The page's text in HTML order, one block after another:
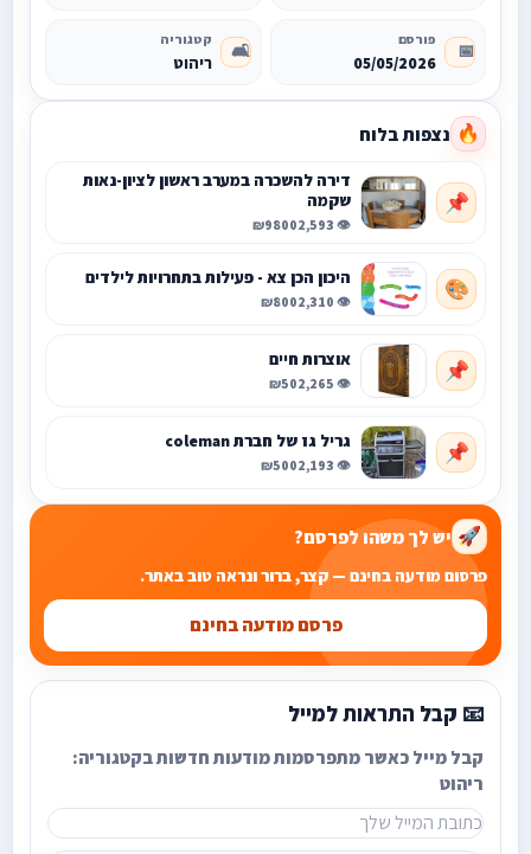
📅 פורסם
05/05/2026
🛋️ קטגוריה
ריהוט
🔥 נצפות בלוח
📌
דירה להשכרה במערב ראשון לציון-נאות
שקמה
👁️ 2,593
₪9800
🎨 היכון הכן צא - פעילות בתחרויות לילדים
👁️ 2,310
₪800
📌 אוצרות חיים
👁️ 2,265
₪50
📌 גריל גז של חברת coleman
👁️ 2,193
₪500
🚀 יש לך משהו לפרסם?
פרסום מודעה בחינם — קצר, ברור ונראה טוב באתר.
פרסם מודעה בחינם
📧 קבל התראות למייל
קבל מייל כאשר מתפרסמות מודעות חדשות בקטגוריה:
ריהוט